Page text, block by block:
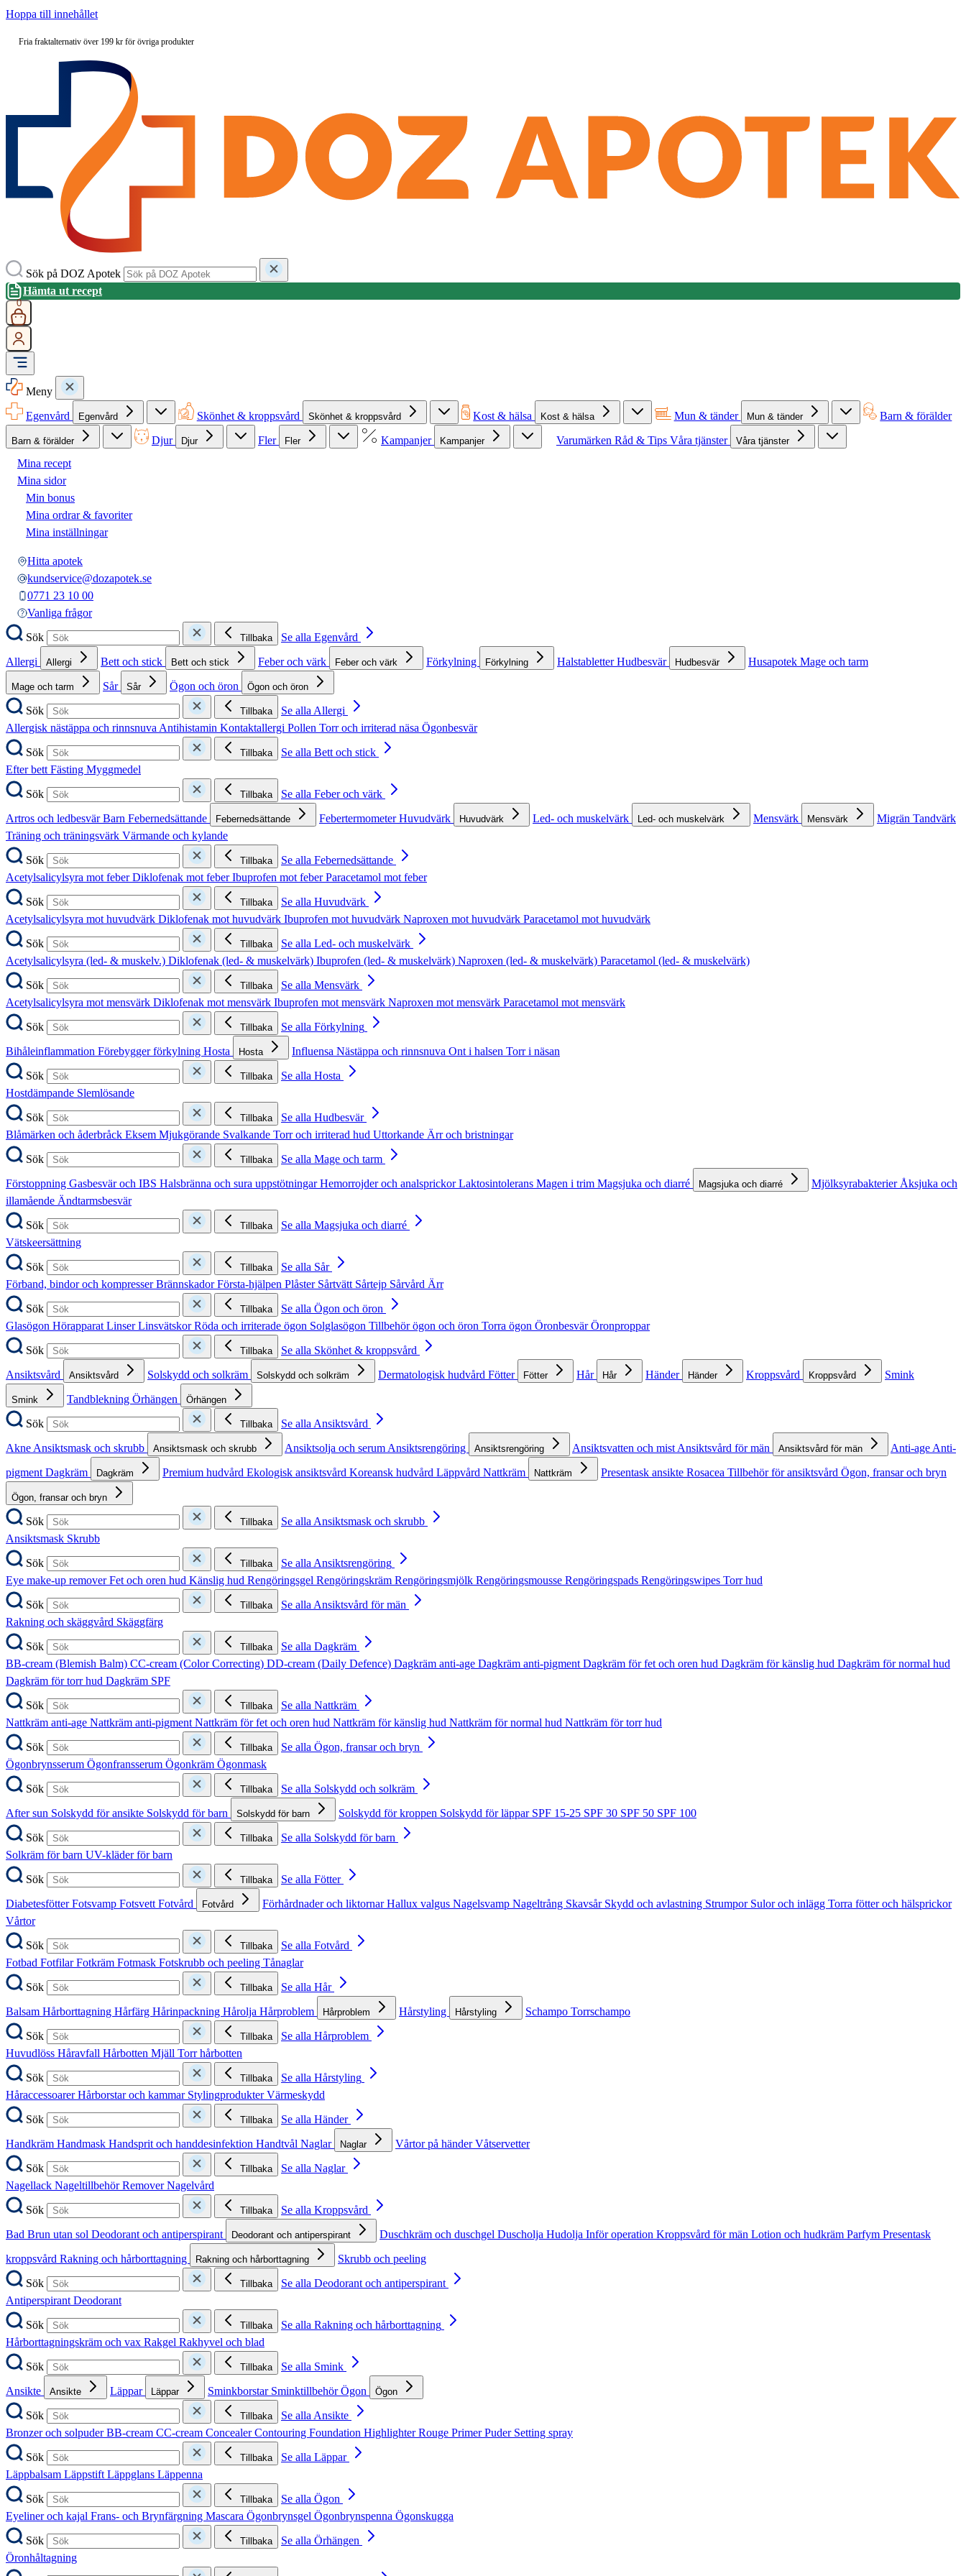
Hoppa till innehållet
Fria fraktalternativ över 199 kr för övriga produkter
Sök på DOZ Apotek
Hämta ut recept
0
Meny
Egenvård
Egenvård Skönhet & kroppsvård Skönhet & kroppsvård Kost & hälsa Kost & hälsa Mun & tänder Mun & tänder Barn & förälder
Barn & förälder Djur Djur Fler Fler Kampanjer Kampanjer Varumärken Råd & Tips Våra tjänster Våra tjänster
Mina recept
Mina sidor
Min bonus
Mina ordrar & favoriter
Mina inställningar
Hitta apotek
kundservice@dozapotek.se
0771 23 10 00
Vanliga frågor
Sök
Tillbaka
Se alla Egenvård
Allergi
Allergi Bett och stick Bett och stick Feber och värk Feber och värk Förkylning Förkylning HalstabletterHudbesvär Hudbesvär Husapotek Mage och tarm
Mage och tarm Sår Sår Ögon och öron Ögon och öron
Sök Tillbaka
Se alla Allergi
Allergisk nästäppa och rinnsnuva Antihistamin Kontaktallergi Pollen Torr och irriterad näsa Ögonbesvär
Sök
Tillbaka
Se alla Bett och stick
Efter bett Fästing Myggmedel
Sök
Tillbaka
Se alla Feber och värk
Artros och ledbesvärBarn Febernedsättande Febernedsättande FebertermometerHuvudvärk Huvudvärk Led- och muskelvärk Led- och muskelvärk Mensvärk Mensvärk Migrän Tandvärk
Träning och träningsvärk Värmande och kylande
Sök
Tillbaka
Se alla Febernedsättande
Acetylsalicylsyra mot feberDiklofenak mot feberIbuprofen mot feberParacetamol mot feber
Sök
Tillbaka
Se alla Huvudvärk
Acetylsalicylsyra mot huvudvärk Diklofenak mot huvudvärk Ibuprofen mot huvudvärk Naproxen mot huvudvärk Paracetamol mot huvudvärk
Sök
Tillbaka
Se alla Led- och muskelvärk
Acetylsalicylsyra (led- & muskelv.) Diklofenak (led- & muskelvärk) Ibuprofen (led- & muskelvärk) Naproxen (led- & muskelvärk) Paracetamol (led- & muskelvärk)
Sök
Tillbaka
Se alla Mensvärk
Acetylsalicylsyra mot mensvärk Diklofenak mot mensvärk Ibuprofen mot mensvärk Naproxen mot mensvärk Paracetamol mot mensvärk
Sök
Tillbaka
Se alla Förkylning
Bihåleinflammation Förebygger förkylning Hosta Hosta Influensa Nästäppa och rinnsnuva Ont i halsen Torr i näsan
Sök
Tillbaka
Se alla Hosta
Hostdämpande Slemlösande
Sök
Tillbaka
Se alla Hudbesvär
Blåmärken och åderbråck Eksem Mjukgörande Svalkande Torr och irriterad hud Uttorkande Ärr och bristningar
Sök
Tillbaka
Se alla Mage och tarm
Förstoppning Gasbesvär och IBS Halsbränna och sura uppstötningarHemorrojder och analsprickorLaktosintolerans Magen i trim Magsjuka och diarré Magsjuka och diarré Mjölksyrabakterier Åksjuka och
illamående Ändtarmsbesvär
Sök
Tillbaka
Se alla Magsjuka och diarré
Vätskeersättning
Sök
Tillbaka
Se alla Sår
Förband, bindor och kompresserBrännskadorFörsta-hjälpen Plåster Sårtvätt Sårtejp Sårvård Ärr
Sök
Tillbaka
Se alla Ögon och öron
Glasögon Hörapparat LinserLinsvätskorRöda och irriterade ögon Solglasögon Tillbehör ögon och öron Torra ögon ÖronbesvärÖronproppar
Sök
Tillbaka
Se alla Skönhet & kroppsvård
Ansiktsvård
Ansiktsvård Solskydd och solkräm Solskydd och solkräm Dermatologisk hudvård Fötter Fötter Hår Hår Händer Händer Kroppsvård Kroppsvård Smink
Smink Tandblekning Örhängen Örhängen
Sök Tillbaka
Se alla Ansiktsvård
Akne Ansiktsmask och skrubb Ansiktsmask och skrubb Ansiktsolja och serum Ansiktsrengöring Ansiktsrengöring Ansiktsvatten och mist Ansiktsvård för män Ansiktsvård för män Anti-age Anti-
pigment Dagkräm Dagkräm Premium hudvård Ekologisk ansiktsvård Koreansk hudvård Läppvård Nattkräm Nattkräm Presentask ansikte Rosacea Tillbehör för ansiktsvård Ögon, fransar och bryn
Ögon, fransar och bryn
Sök Tillbaka
Se alla Ansiktsmask och skrubb
Ansiktsmask Skrubb
Sök
Tillbaka
Se alla Ansiktsrengöring
Eye make-up removerFet och oren hud Känslig hud Rengöringsgel Rengöringskräm Rengöringsmjölk Rengöringsmousse Rengöringspads Rengöringswipes Torr hud
Sök
Tillbaka
Se alla Ansiktsvård för män
Rakning och skäggvård Skäggfärg
Sök
Tillbaka
Se alla Dagkräm
BB-cream (Blemish Balm) CC-cream (Color Correcting) DD-cream (Daily Defence) Dagkräm anti-age Dagkräm anti-pigment Dagkräm för fet och oren hud Dagkräm för känslig hud Dagkräm för normal hud
Dagkräm för torr hud Dagkräm SPF
Sök
Tillbaka
Se alla Nattkräm
Nattkräm anti-age Nattkräm anti-pigment Nattkräm för fet och oren hud Nattkräm för känslig hud Nattkräm för normal hud Nattkräm för torr hud
Sök
Tillbaka
Se alla Ögon, fransar och bryn
Ögonbrynsserum Ögonfransserum Ögonkräm Ögonmask
Sök
Tillbaka
Se alla Solskydd och solkräm
After sun Solskydd för ansikte Solskydd för barn Solskydd för barn Solskydd för kroppen Solskydd för läppar SPF 15-25 SPF 30 SPF 50 SPF 100
Sök
Tillbaka
Se alla Solskydd för barn
Solkräm för barn UV-kläder för barn
Sök
Tillbaka
Se alla Fötter
DiabetesfötterFotsvamp Fotsvett Fotvård Fotvård Förhårdnader och liktornarHallux valgus Nagelsvamp Nageltrång Skavsår Skydd och avlastning Strumpor Sulor och inlägg Torra fötter och hälsprickor
Vårtor
Sök
Tillbaka
Se alla Fotvård
Fotbad FotfilarFotkräm Fotmask Fotskrubb och peeling Tånaglar
Sök
Tillbaka
Se alla Hår
Balsam Hårborttagning Hårfärg Hårinpackning Hårolja Hårproblem Hårproblem Hårstyling Hårstyling Schampo Torrschampo
Sök
Tillbaka
Se alla Hårproblem
Huvudlöss Håravfall Hårbotten Mjäll Torr hårbotten
Sök
Tillbaka
Se alla Hårstyling
HåraccessoarerHårborstar och kammar StylingprodukterVärmeskydd
Sök
Tillbaka
Se alla Händer
Handkräm Handmask Handsprit och handdesinfektion Handtvål Naglar Naglar Vårtor på händerVåtservetter
Sök
Tillbaka
Se alla Naglar
Nagellack NageltillbehörRemoverNagelvård
Sök
Tillbaka
Se alla Kroppsvård
Bad Brun utan sol Deodorant och antiperspirant Deodorant och antiperspirant Duschkräm och duschgel Duscholja Hudolja Inför operation Kroppsvård för män Lotion och hudkräm Parfym Presentask
kroppsvård Rakning och hårborttagning Rakning och hårborttagning
Skrubb och peeling
Sök
Tillbaka
Se alla Deodorant och antiperspirant
Antiperspirant Deodorant
Sök
Tillbaka
Se alla Rakning och hårborttagning
Hårborttagningskräm och vax Rakgel Rakhyvel och blad
Sök
Tillbaka
Se alla Smink
Ansikte
Ansikte Läppar Läppar Sminkborstar SminktillbehörÖgon Ögon
Sök Tillbaka
Se alla Ansikte
Bronzer och solpuderBB-cream CC-cream ConcealerContouring Foundation HighlighterRouge PrimerPuder Setting spray
Sök
Tillbaka
Se alla Läppar
Läppbalsam Läppstift Läppglans Läppenna
Sök
Tillbaka
Se alla Ögon
Eyeliner och kajal Frans- och Brynfärgning Mascara Ögonbrynsgel Ögonbrynspenna Ögonskugga
Sök
Tillbaka
Se alla Örhängen
Öronhåltagning